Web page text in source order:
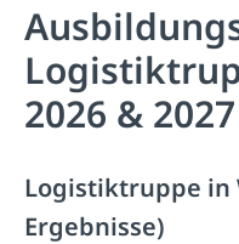
2026 & 2027
Logistiktruppe in
Ergebnisse)